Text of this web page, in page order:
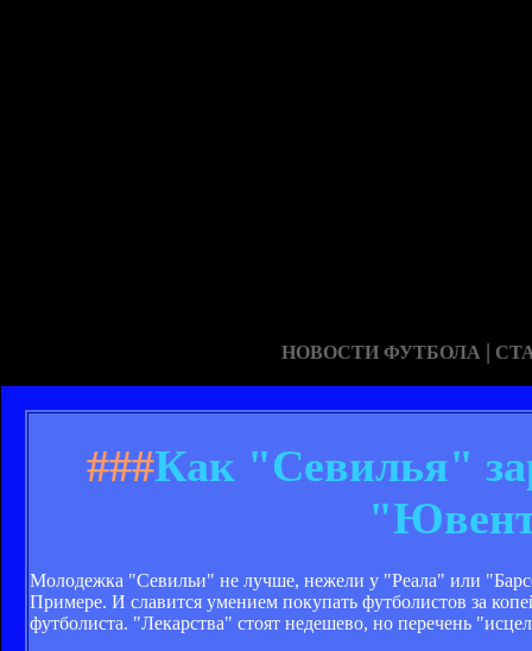
НОВОСТИ ФУТБОЛА |
###Как "Севилья"
Молодежка "Севильи" не лучше, нежели у "Реала" или
Примере. И славится умением покупать футболистов за
футболиста. "Лекарства" стоят недешево, но перечень